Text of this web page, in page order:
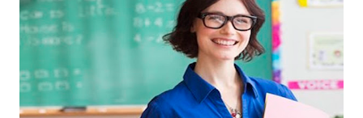
isso ressalta trabalho. SUGESTÕES DE PALAVRAS E
EXPRESSÕES PARA USO EM RELATÓRIOS Você pensa Você
escreve O aluno não sabe O aluno não adquiriu os
conceitos, está em fase de aprendizado. Não tem limites
Apresenta dificuldades de auto-regulação, pois… É nervoso